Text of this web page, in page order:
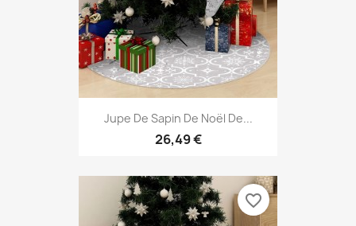
Jupe De Sapin De Noël De...
26,49 €
favorite_border